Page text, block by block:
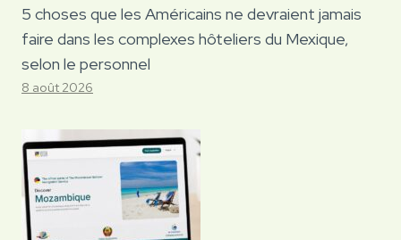
5 choses que les Américains ne devraient jamais
faire dans les complexes hôteliers du Mexique,
selon le personnel
8 août 2026